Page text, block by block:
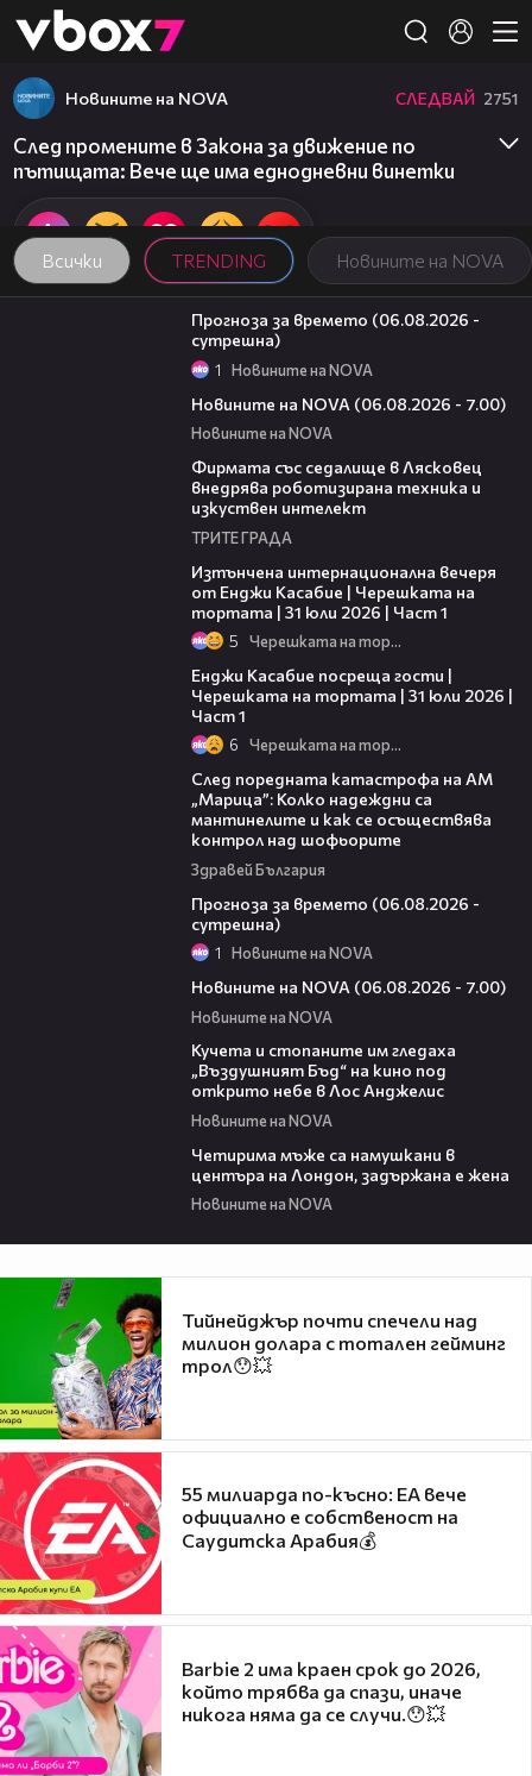
👾
Всички TRENDING Новините на NOVA
Новините на NOVA СЛЕДВАЙ 2751
След промените в Закона за движение по
пътищата: Вече ще има еднодневни винетки
01:47
Прогноза за времето (06.08.2026 -
сутрешна)
1 Новините на NOVA
Новините на NOVA (06.08.2026 - 7.00)
Новините на NOVA
Фирмата със седалище в Лясковец
внедрява роботизирана техника и
изкуствен интелект
ТРИТЕ ГРАДА
Изтънчена интернационална вечеря
от Енджи Касабие | Черешката на
тортата | 31 юли 2026 | Част 1
5 Черешката на тортата
Енджи Касабие посреща гости |
Черешката на тортата | 31 юли 2026 |
Част 1
6 Черешката на тортата
След поредната катастрофа на АМ
„Марица”: Колко надеждни са
мантинелите и как се осъществява
контрол над шофьорите
Здравей България
Прогноза за времето (06.08.2026 -
сутрешна)
1 Новините на NOVA
Новините на NOVA (06.08.2026 - 7.00)
Новините на NOVA
Кучета и стопаните им гледаха
„Въздушният Бъд“ на кино под
открито небе в Лос Анджелис
Новините на NOVA
Четирима мъже са намушкани в
центъра на Лондон, задържана е жена
Новините на NOVA
Тийнейджър почти спечели над
милион долара с тотален гейминг
трол😯💥
55 милиарда по-късно: EA вече
официално е собственост на
Саудитска Арабия💰
Barbie 2 има краен срок до 2026,
който трябва да спази, иначе
никога няма да се случи.😯💥